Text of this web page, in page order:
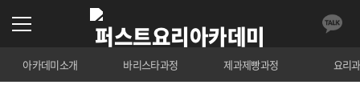
아카데미소개 바리스타과정 제과제빵과정 요리